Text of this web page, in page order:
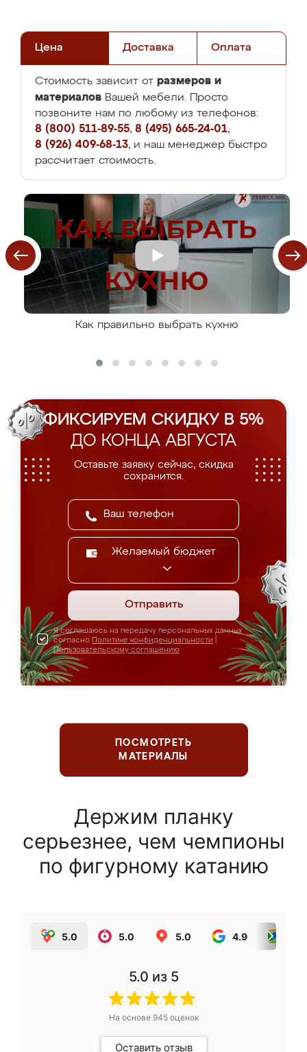
Цена Доставка Оплата
Стоимость зависит от размеров и
материалов Вашей мебели. Просто
позвоните нам по любому из телефонов:
8 (800) 511-89-55, 8 (495) 665-24-01,
8 (926) 409-68-13, и наш менеджер быстро
рассчитает стоимость.
Как правильно выбрать кухню
ФИКСИРУЕМ СКИДКУ В 5%
ДО КОНЦА АВГУСТА
Оставьте заявку сейчас, скидка
сохранится.
Желаемый бюджет
Отправить
Я соглашаюсь на передачу персональных данных
согласно Политике конфиденциальности
Пользовательскому соглашению
ПОСМОТРЕТЬ
МАТЕРИАЛЫ
Держим планку
серьезнее, чем чемпионы
по фигурному катанию
5.0 5.0 5.0 4.9
5.0 из 5
На основе 945оценок
Оставить отзыв